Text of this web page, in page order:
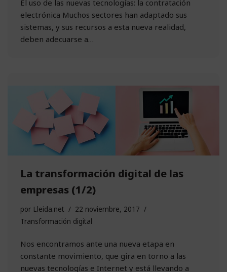
El uso de las nuevas tecnologías: la contratación
electrónica Muchos sectores han adaptado sus
sistemas, y sus recursos a esta nueva realidad,
deben adecuarse a…
La transformación digital de las
empresas (1/2)
por Lleida.net
22 noviembre, 2017
Transformación digital
Nos encontramos ante una nueva etapa en
constante movimiento, que gira en torno a las
nuevas tecnologías e Internet y está llevando a